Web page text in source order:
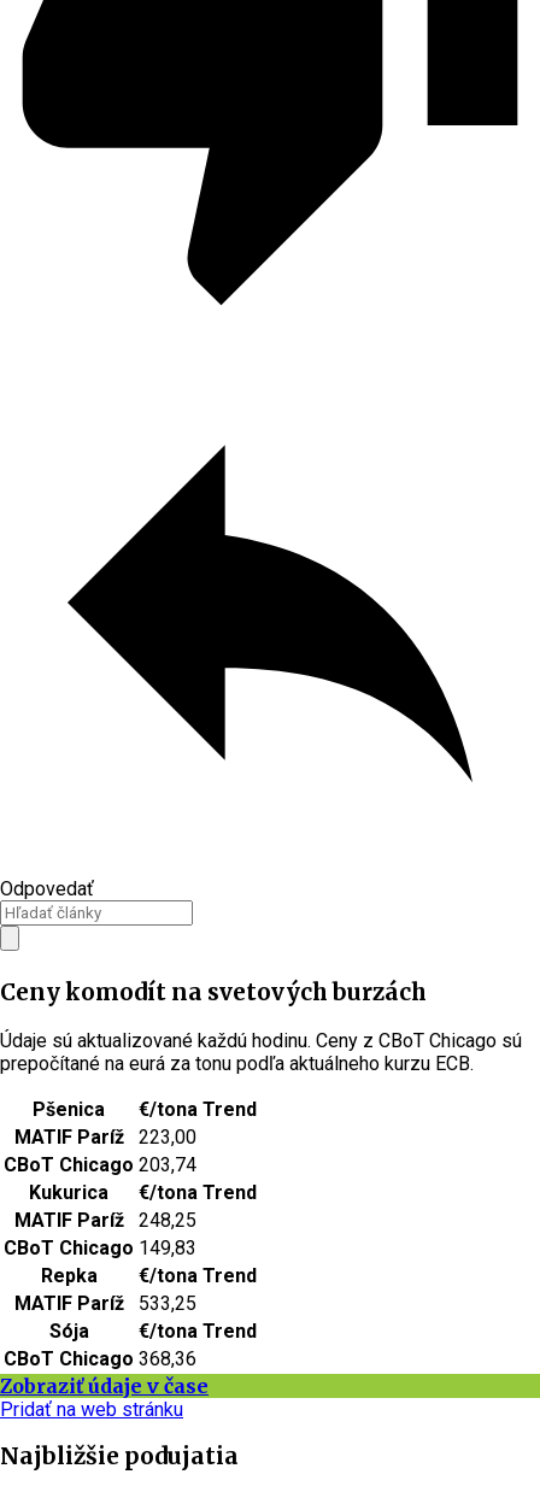
Odpovedať
Ceny komodít na svetových burzách
Údaje sú aktualizované každú hodinu. Ceny z CBoT Chicago sú
prepočítané na eurá za tonu podľa aktuálneho kurzu ECB.
Pšenica
€/tona Trend
MATIF Paríž
223,00
CBoT Chicago 203,74
Kukurica
€/tona Trend
MATIF Paríž
248,25
CBoT Chicago 149,83
Repka
€/tona Trend
MATIF Paríž
533,25
Sója
€/tona Trend
CBoT Chicago 368,36
Zobraziť údaje v čase
Pridať na web stránku
Najbližšie podujatia